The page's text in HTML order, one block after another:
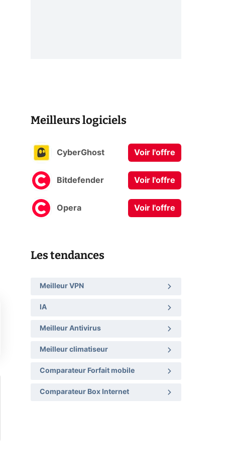
Meilleurs logiciels
CyberGhost Voir l'offre
Bitdefender Voir l'offre
Opera Voir l'offre
Les tendances
Meilleur VPN
IA
Meilleur Antivirus
Meilleur climatiseur
Comparateur Forfait mobile
Comparateur Box Internet